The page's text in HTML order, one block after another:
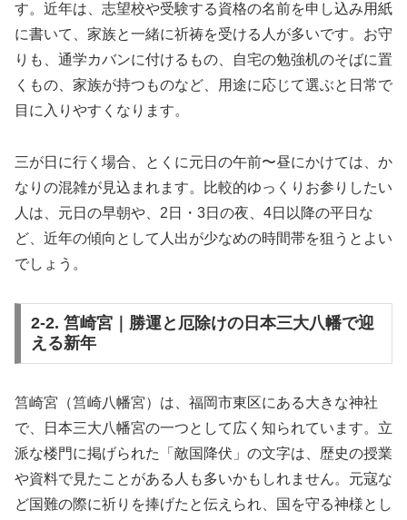
す。近年は、志望校や受験する資格の名前を申し込み用紙
に書いて、家族と一緒に祈祷を受ける人が多いです。お守
りも、通学カバンに付けるもの、自宅の勉強机のそばに置
くもの、家族が持つものなど、用途に応じて選ぶと日常で
目に入りやすくなります。
三が日に行く場合、とくに元日の午前〜昼にかけては、か
なりの混雑が見込まれます。比較的ゆっくりお参りしたい
人は、元日の早朝や、2日・3日の夜、4日以降の平日な
ど、近年の傾向として人出が少なめの時間帯を狙うとよい
でしょう。
2-2. 筥崎宮｜勝運と厄除けの日本三大八幡で迎
える新年
筥崎宮（筥崎八幡宮）は、福岡市東区にある大きな神社
で、日本三大八幡宮の一つとして広く知られています。立
派な楼門に掲げられた「敵国降伏」の文字は、歴史の授業
や資料で見たことがある人も多いかもしれません。元寇な
ど国難の際に祈りを捧げたと伝えられ、国を守る神様とし